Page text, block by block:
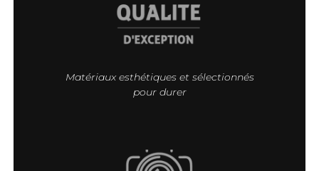
Matériaux esthétiques et sélectionnés
pour durer